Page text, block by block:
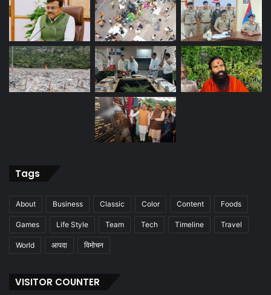
Tags
About Business Classic Color Content Foods
Games Life Style Team Tech Timeline Travel
World आपदा विमोचन
VISITOR COUNTER